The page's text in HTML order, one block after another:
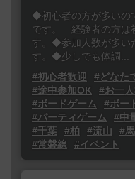
◆初心者の方が多いの
です。 経験者の方は
す。◆参加人数が多い
す。◆少しでも体調...
#初心者歓迎
#どなた
#途中参加OK
#お一
#ボードゲーム
#ボー
#パーティゲーム
#中
#千葉
#柏 #流山 #
#常磐線
#イベント